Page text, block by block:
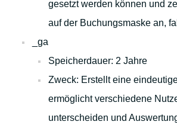
gesetzt werden können und
auf der Buchungsmaske an,
_ga
Speicherdauer: 2 Jahre
Zweck: Erstellt eine
ermöglicht verschiedene
unterscheiden und